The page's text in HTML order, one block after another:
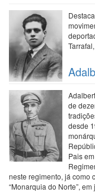
de
desde
Pais
neste regimento, já como
“Monarquia do Norte”,